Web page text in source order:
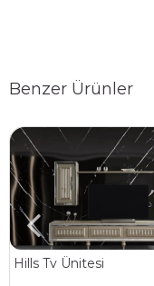
Benzer Ürünler
Hills Tv Ünitesi